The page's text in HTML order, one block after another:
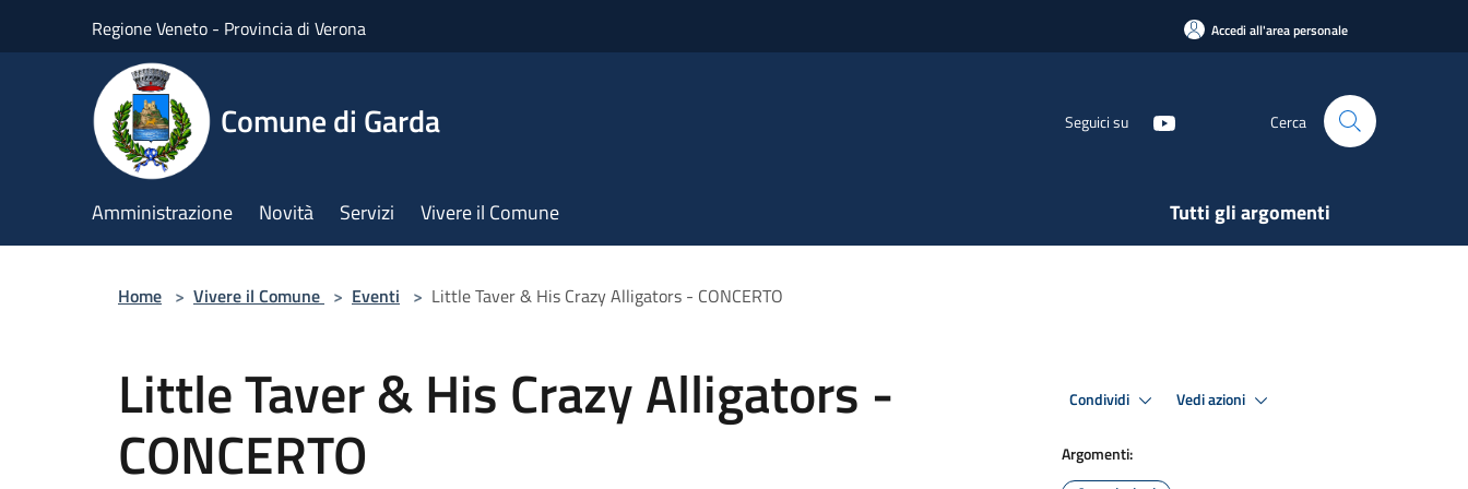
Regione Veneto - Provincia di Verona Accedi all'area personale
Comune di Garda Seguici su Cerca
Amministrazione Novità Servizi Vivere il Comune Tutti gli argomenti
Home > Vivere il Comune > Eventi > Little Taver & His Crazy Alligators - CONCERTO
Little Taver & His Crazy Alligators -
CONCERTO
Condividi Vedi azioni
Argomenti: